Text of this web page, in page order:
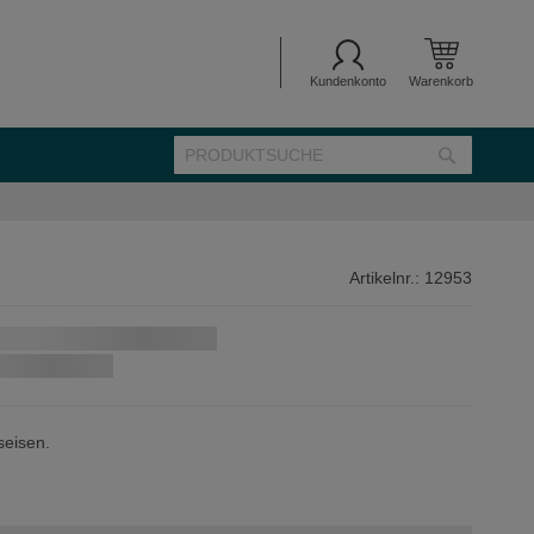
Kundenkonto Warenkorb
Suche
SUCHE
Artikelnr.: 12953